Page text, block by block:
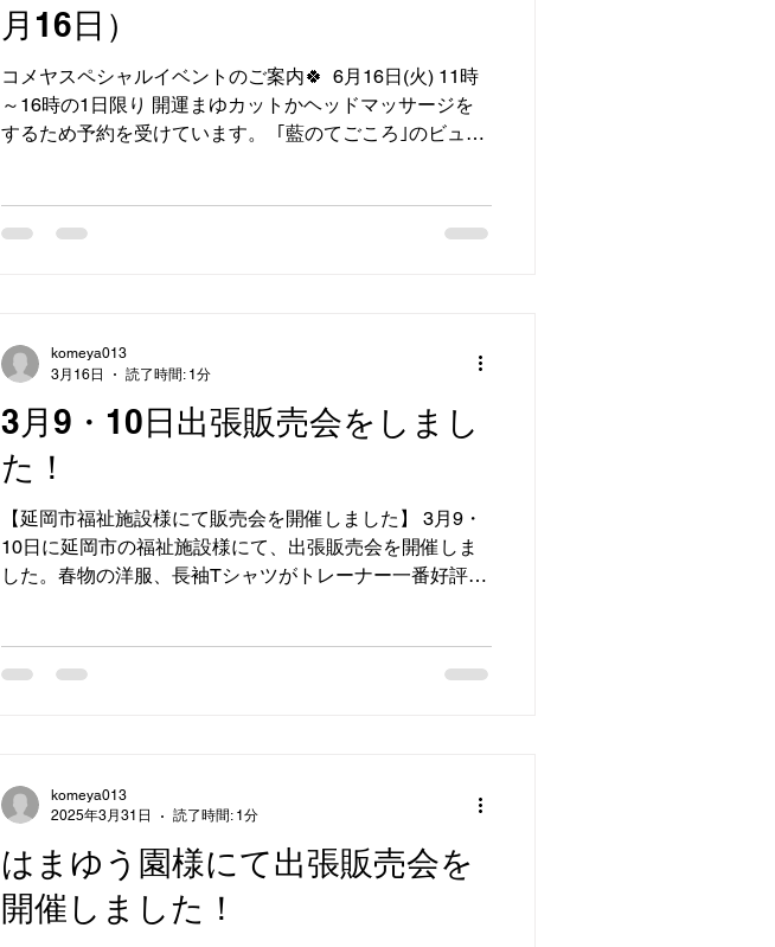
月16日）
コメヤスペシャルイベントのご案内🍀 ⁡ 6月16日(火)⁡ ⁡11時
～16時⁡の1日限り⁡ ⁡開運まゆカットかヘッドマッサージを
するため⁡予約を受けています。⁡ ⁡⁡ ⁡｢藍のてごころ｣のビュー
をご用意して⁡ ⁡お待ちしております(*^^*)ぜひ体験にご来店
3月9・10日出張販売会をしまし
た！
【延岡市福祉施設様にて販売会を開催しました】 3月9・
10日に延岡市の福祉施設様にて、出張販売会を開催しま
した。春物の洋服、長袖Tシャツがトレーナー一番好評で
komeya013
3月16日
読了時間: 1分
はまゆう園様にて出張販売会を
開催しました！
komeya013
2025年3月31日
読了時間: 1分